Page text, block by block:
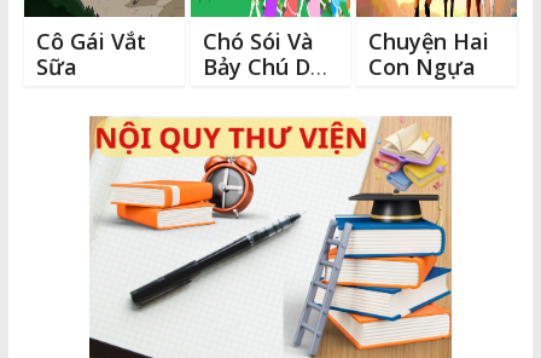
Cô Gái Vắt
Sữa
Chó Sói Và
Bảy Chú Dê
Chuyện Hai
Con Ngựa